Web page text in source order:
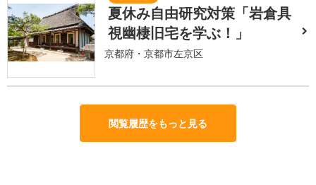
夏休み自由研究対策「岩倉具
視幽棲旧宅を学ぶ！」
京都府・京都市左京区
閲覧履歴をもっと見る